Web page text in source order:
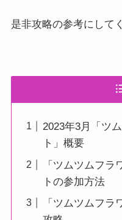
是非攻略の参考にして
2023年3月「ツ
ト」概要
「ツムツムフ
トの参加方法
「ツムツムフ